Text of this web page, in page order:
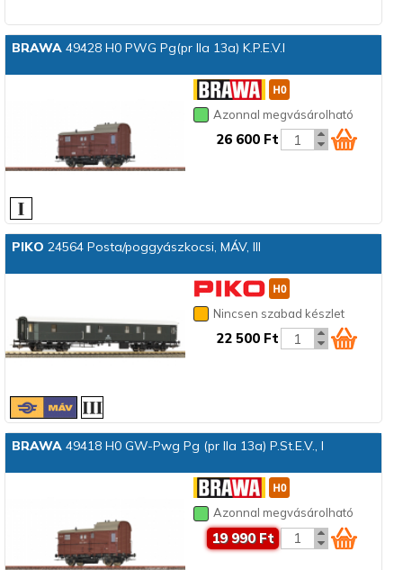
BRAWA49428 H0 PWG Pg(pr IIa 13a) K.P.E.V.I
Azonnal megvásárolható
26 600 Ft
PIKO 24564 Posta/poggyászkocsi, MÁV, III
Nincsen szabad készlet
22 500 Ft
BRAWA49418 H0 GW-Pwg Pg (pr IIa 13a) P.St.E.V., I
Azonnal megvásárolható
19 990 Ft